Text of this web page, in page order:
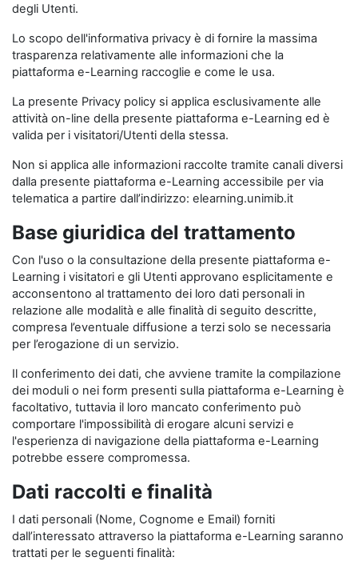
degli Utenti.
Lo scopo dell'informativa privacy è di fornire la massima
trasparenza relativamente alle informazioni che la
piattaforma e-Learning raccoglie e come le usa.
La presente Privacy policy si applica esclusivamente alle
attività on-line della presente piattaforma e-Learning ed è
valida per i visitatori/Utenti della stessa.
Non si applica alle informazioni raccolte tramite canali diversi
dalla presente piattaforma e-Learning accessibile per via
telematica a partire dall’indirizzo: elearning.unimib.it
Base giuridica del trattamento
Con l'uso o la consultazione della presente piattaforma e-
Learning i visitatori e gli Utenti approvano esplicitamente e
acconsentono al trattamento dei loro dati personali in
relazione alle modalità e alle finalità di seguito descritte,
compresa l’eventuale diffusione a terzi solo se necessaria
per l’erogazione di un servizio.
Il conferimento dei dati, che avviene tramite la compilazione
dei moduli o nei form presenti sulla piattaforma e-Learning è
facoltativo, tuttavia il loro mancato conferimento può
comportare l'impossibilità di erogare alcuni servizi e
l'esperienza di navigazione della piattaforma e-Learning
potrebbe essere compromessa.
Dati raccolti e finalità
I dati personali (Nome, Cognome e Email) forniti
dall’interessato attraverso la piattaforma e-Learning saranno
trattati per le seguenti finalità: